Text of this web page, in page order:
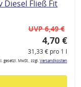
Fließ Fit
UVP 6,49 €
4,70 €
31,33 € pro 1 l
gesetzl. MwSt., zzgl.Versandkosten